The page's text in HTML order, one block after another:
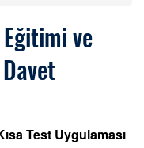
ve
Test Uygulaması